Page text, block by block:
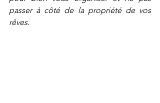
passer à côté de la propriété de vos
rêves.